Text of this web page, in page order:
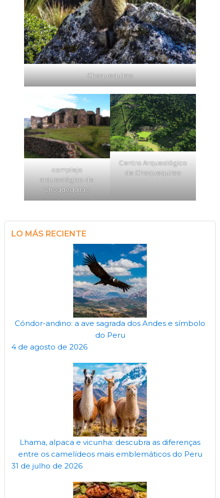
Choquequirao
complejo
arqueológico de
Choquequirao
Centro Arqueológico
de Choquequirao
LO MÁS RECIENTE
Cóndor-andino: a ave sagrada dos Andes e símbolo
do Peru
4 de agosto de 2026
Lhama, alpaca e vicunha: descubra as diferenças
entre os camelídeos mais emblemáticos do Peru
31 de julho de 2026